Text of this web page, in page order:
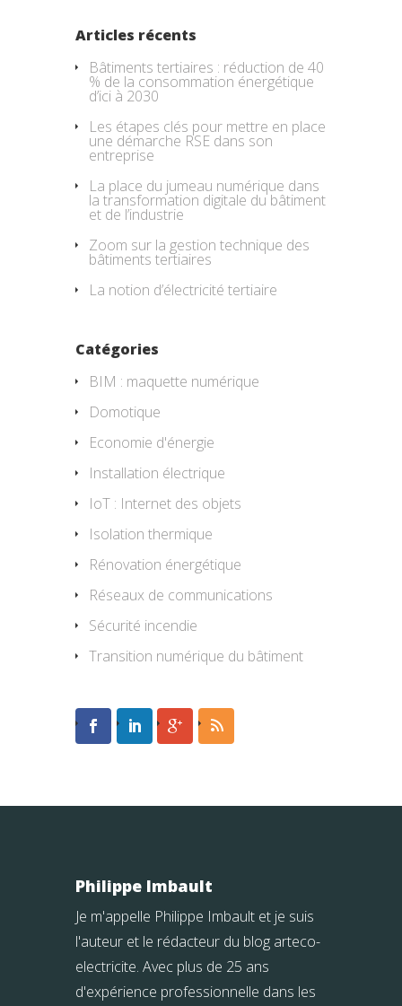
Articles récents
Bâtiments tertiaires : réduction de 40
% de la consommation énergétique
d’ici à 2030
Les étapes clés pour mettre en place
une démarche RSE dans son
entreprise
La place du jumeau numérique dans
la transformation digitale du bâtiment
et de l’industrie
Zoom sur la gestion technique des
bâtiments tertiaires
La notion d’électricité tertiaire
Catégories
BIM : maquette numérique
Domotique
Economie d'énergie
Installation électrique
IoT : Internet des objets
Isolation thermique
Rénovation énergétique
Réseaux de communications
Sécurité incendie
Transition numérique du bâtiment
Philippe Imbault
Je m'appelle Philippe Imbault et je suis
l'auteur et le rédacteur du blog arteco-
electricite. Avec plus de 25 ans
d'expérience professionnelle dans les